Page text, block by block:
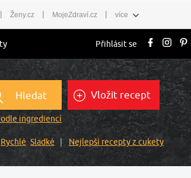
| Ženy.cz | MojeZdraví.cz | více
Přihlásit se
Hledat
ingrediencí
Vložit recept
Rychlé Sladké
Nejlepší recepty z cukety